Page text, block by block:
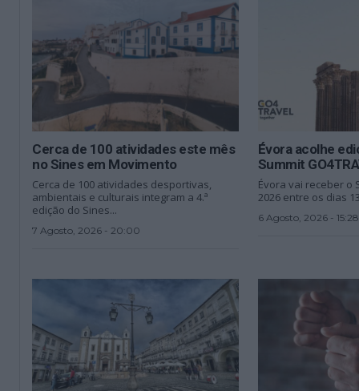
Cerca de 100 atividades este mês
no Sines em Movimento
Cerca de 100 atividades desportivas,
ambientais e culturais integram a 4.ª
edição do Sines...
7 Agosto, 2026 - 20:00
Évora acolhe
Summit
Évora vai receber o
2026 entre os dias
6 Agosto, 2026 - 15:28